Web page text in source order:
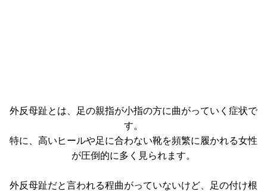
外反母趾とは、足の親指が小指の方に曲がっていく症状で
す。
特に、高いヒールや足に合わない靴を頻繁に履かれる女性
が圧倒的に多く見られます。
外反母趾だと言われる程曲がっていないけど、足の付け根